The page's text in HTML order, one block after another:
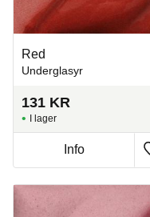
Red
Underglasyr
131 KR
I lager
Info